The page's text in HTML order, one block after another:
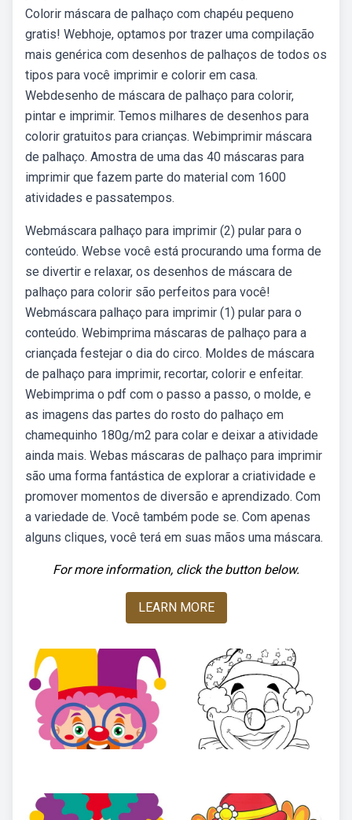
Colorir máscara de palhaço com chapéu pequeno
gratis! Webhoje, optamos por trazer uma compilação
mais genérica com desenhos de palhaços de todos os
tipos para você imprimir e colorir em casa.
Webdesenho de máscara de palhaço para colorir,
pintar e imprimir. Temos milhares de desenhos para
colorir gratuitos para crianças. Webimprimir máscara
de palhaço. Amostra de uma das 40 máscaras para
imprimir que fazem parte do material com 1600
atividades e passatempos.
Webmáscara palhaço para imprimir (2) pular para o
conteúdo. Webse você está procurando uma forma de
se divertir e relaxar, os desenhos de máscara de
palhaço para colorir são perfeitos para você!
Webmáscara palhaço para imprimir (1) pular para o
conteúdo. Webimprima máscaras de palhaço para a
criançada festejar o dia do circo. Moldes de máscara
de palhaço para imprimir, recortar, colorir e enfeitar.
Webimprima o pdf com o passo a passo, o molde, e
as imagens das partes do rosto do palhaço em
chamequinho 180g/m2 para colar e deixar a atividade
ainda mais. Webas máscaras de palhaço para imprimir
são uma forma fantástica de explorar a criatividade e
promover momentos de diversão e aprendizado. Com
a variedade de. Você também pode se. Com apenas
alguns cliques, você terá em suas mãos uma máscara.
For more information, click the button below.
LEARN MORE